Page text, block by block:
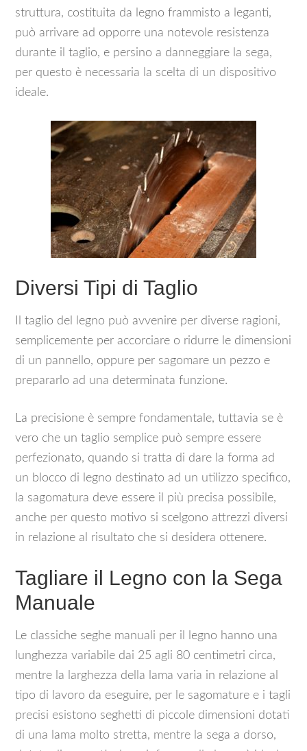
struttura, costituita da legno frammisto a leganti,
può arrivare ad opporre una notevole resistenza
durante il taglio, e persino a danneggiare la sega,
per questo è necessaria la scelta di un dispositivo
ideale.
Diversi Tipi di Taglio
Il taglio del legno può avvenire per diverse ragioni,
semplicemente per accorciare o ridurre le dimensioni
di un pannello, oppure per sagomare un pezzo e
prepararlo ad una determinata funzione.
La precisione è sempre fondamentale, tuttavia se è
vero che un taglio semplice può sempre essere
perfezionato, quando si tratta di dare la forma ad
un blocco di legno destinato ad un utilizzo specifico,
la sagomatura deve essere il più precisa possibile,
anche per questo motivo si scelgono attrezzi diversi
in relazione al risultato che si desidera ottenere.
Tagliare il Legno con la Sega
Manuale
Le classiche seghe manuali per il legno hanno una
lunghezza variabile dai 25 agli 80 centimetri circa,
mentre la larghezza della lama varia in relazione al
tipo di lavoro da eseguire, per le sagomature e i tagli
precisi esistono seghetti di piccole dimensioni dotati
di una lama molto stretta, mentre la sega a dorso,